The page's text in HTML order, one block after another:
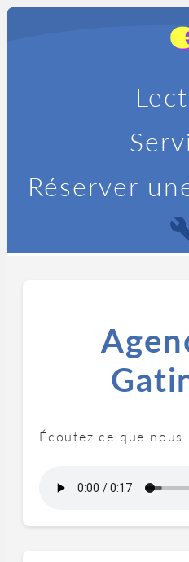
Réserver
Écoutez ce que nous